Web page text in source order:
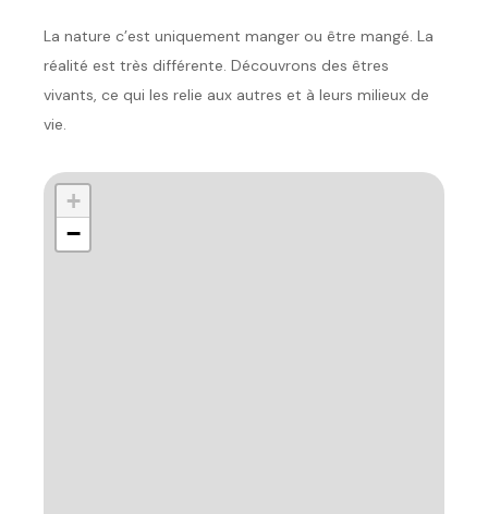
La nature c’est uniquement manger ou être mangé. La
réalité est très différente. Découvrons des êtres
vivants, ce qui les relie aux autres et à leurs milieux de
vie.
+
−